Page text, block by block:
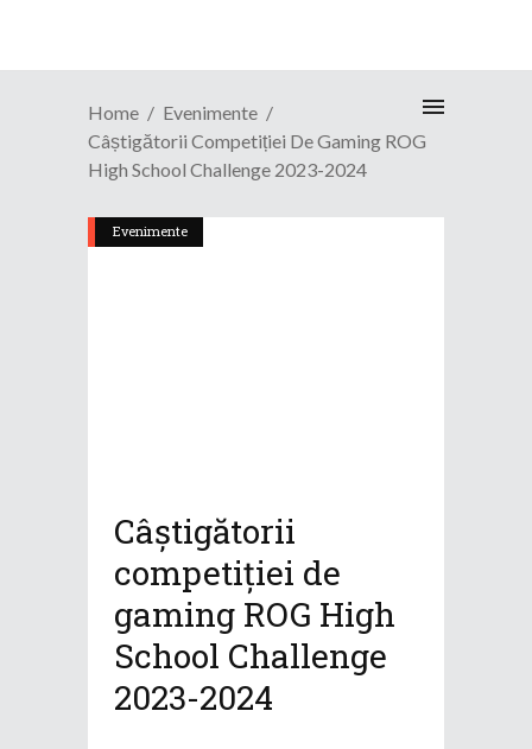
Home
Evenimente
Câștigătorii Competiției De Gaming ROG
High School Challenge 2023-2024
Evenimente
Câștigătorii
competiției de
gaming ROG High
School Challenge
2023-2024